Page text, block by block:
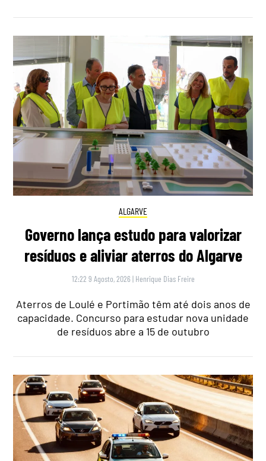
ALGARVE
Governo lança estudo para valorizar
resíduos e aliviar aterros do Algarve
12:22 9 Agosto, 2026 | Henrique Dias Freire
Aterros de Loulé e Portimão têm até dois anos de
capacidade. Concurso para estudar nova unidade
de resíduos abre a 15 de outubro